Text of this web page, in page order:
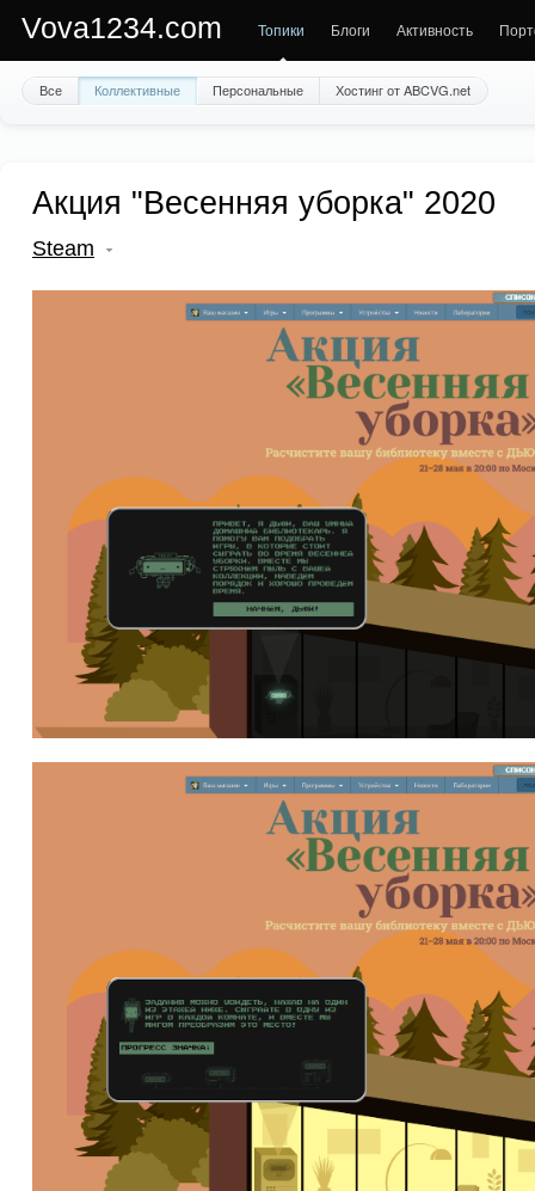
Vova1234.com Топики Блоги Активность
Все Коллективные Персональные Хостинг от ABCVG.net
Акция "Весенняя уборка" 2020
Steam